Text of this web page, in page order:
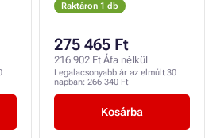
Raktáron 1 db
275 465 Ft
216 902 Ft Áfa nélkül
Legalacsonyabb ár az elmúlt 30
napban: 266 340 Ft
Kosárba